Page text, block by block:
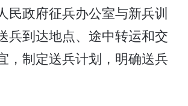
民政府征兵办公室与新兵训
兵到达地点、途中转运和交
，制定送兵计划，明确送兵